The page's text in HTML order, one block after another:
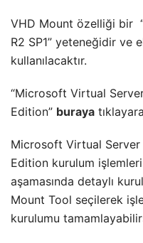
VHD Mount özelliği bir
R2 SP1” yeteneğidir ve
kullanılacaktır.
“Microsoft Virtual
Edition” buraya
Microsoft Virtual Server
Edition kurulum
aşamasında detaylı
Mount Tool seçilerek
kurulumu